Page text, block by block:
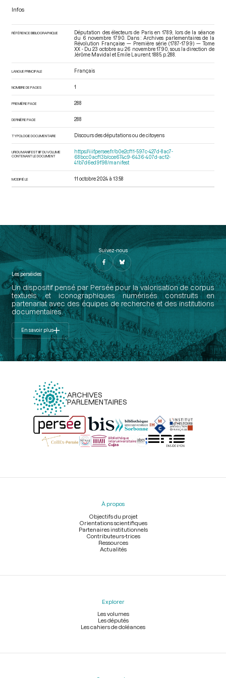
Infos
RÉFÉRENCE BIBLIOGRAPHIQUE
Députation des électeurs de Paris en 1789, lors de la séance
du 6 novembre 1790. Dans : Archives parlementaires de la
Révolution Française — Première série (1787-1799) — Tome
XX - Du 23 octobre au 26 novembre 1790 , sous la direction de
Jérôme Mavidal et Emile Laurent. 1885. p. 288.
LANGUE PRINCIPALE Français
NOMBRE DE PAGES 1
PREMIÈRE PAGE 288
DERNIÈRE PAGE 288
TYPOLOGIE DOCUMENTAIRE Discours des députations ou de citoyens
URI DU MANIFEST IIIF DU VOLUME
CONTENANT LE DOCUMENT
https://iiif.persee.fr/b0e2cf11-597c-427d-8ac7-
68bcc0acf13b/cce674c9-6436-407d-ac12-
41b7d6ed9f98/manifest
MODIFIÉ LE 11 octobre 2024 à 13:58
Suivez-nous
Les perséides
Un dispositif pensé par Persée pour la valorisation de corpus
textuels et iconographiques numérisés construits en
partenariat avec des équipes de recherche et des institutions
documentaires.
En savoir plus
ARCHIVES
PARLEMENTAIRES
Menu
À propos
Objectifs du projet
Orientations scientifiques
Partenaires institutionnels
Contributeurs-trices
Ressources
Actualités
Explorer
Les volumes
Les députés
Les cahiers de doléances